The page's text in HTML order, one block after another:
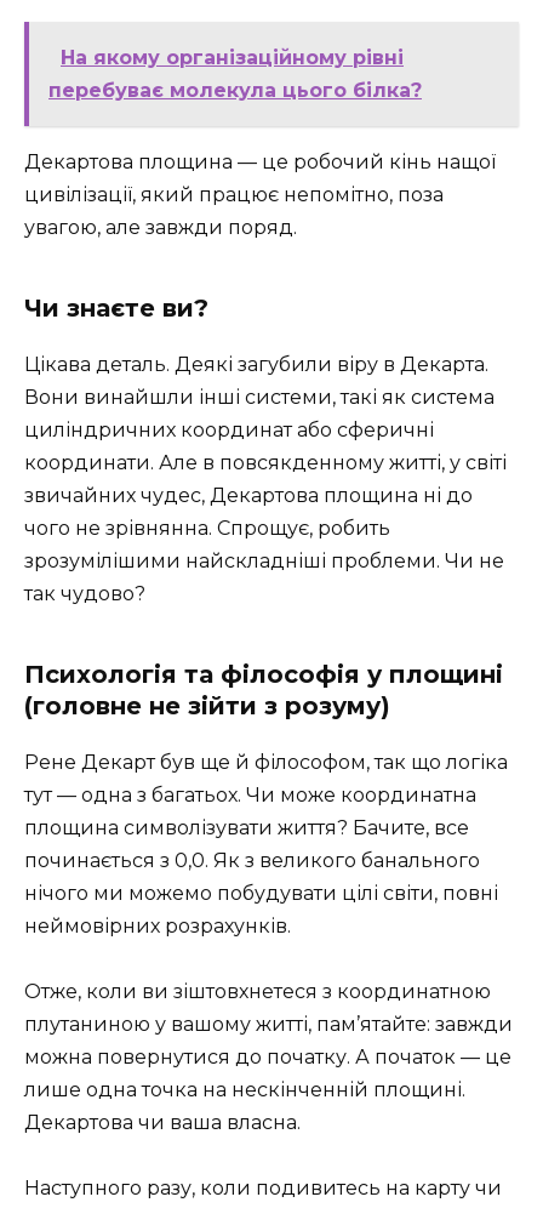
На якому організаційному рівні
перебуває молекула цього білка?
Декартова площина — це робочий кінь нащої
цивілізації, який працює непомітно, поза
увагою, але завжди поряд.
Чи знаєте ви?
Цікава деталь. Деякі загубили віру в Декарта.
Вони винайшли інші системи, такі як система
циліндричних координат або сферичні
координати. Але в повсякденному житті, у світі
звичайних чудес, Декартова площина ні до
чого не зрівнянна. Спрощує, робить
зрозумілішими найскладніші проблеми. Чи не
так чудово?
Психологія та філософія у площині
(головне не зійти з розуму)
Рене Декарт був ще й філософом, так що логіка
тут — одна з багатьох. Чи може координатна
площина символізувати життя? Бачите, все
починається з 0,0. Як з великого банального
нічого ми можемо побудувати цілі світи, повні
неймовірних розрахунків.
Отже, коли ви зіштовхнетеся з координатною
плутаниною у вашому житті, пам’ятайте: завжди
можна повернутися до початку. А початок — це
лише одна точка на нескінченній площині.
Декартова чи ваша власна.
Наступного разу, коли подивитесь на карту чи